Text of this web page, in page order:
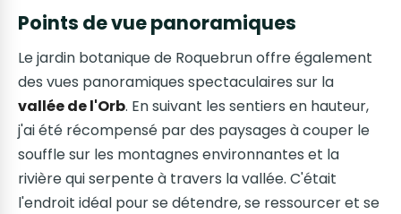
Points de vue panoramiques
Le jardin botanique de Roquebrun offre également
des vues panoramiques spectaculaires sur la
vallée de l'Orb. En suivant les sentiers en hauteur,
j'ai été récompensé par des paysages à couper le
souffle sur les montagnes environnantes et la
rivière qui serpente à travers la vallée. C'était
l'endroit idéal pour se détendre, se ressourcer et se